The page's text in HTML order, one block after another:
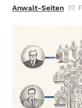
Anwalt-Seiten 17.